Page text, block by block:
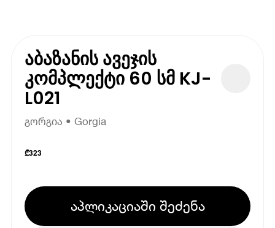
აბაზანის ავეჯის
კომპლექტი 60 სმ KJ-
L021
გორგია • Gorgia
₾323
აპლიკაციაში შეძენა